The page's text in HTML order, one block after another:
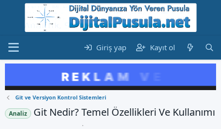
Giriş yap Kayıt ol
Git ve Versiyon Kontrol Sistemleri
Analiz Git Nedir? Temel Özellikleri Ve Kullanımı